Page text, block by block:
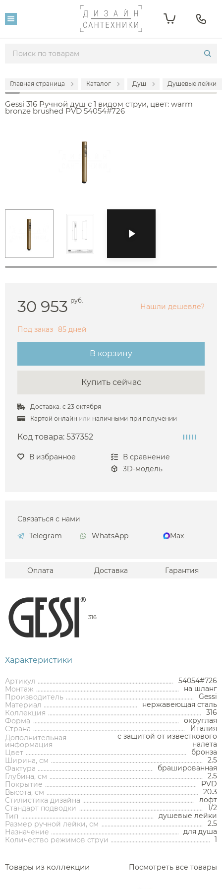
Каталог
Аксессуары
комнаты
Смесители
Раковины Инсталляции
Аксессуары
Держатели туалетной бумаги
Дозаторы
Мыльницы
Стаканы
Ершики
Крючки
Полки и корзины
Мебель для ванной комнаты
Смесители
Смесители для раковины
Смесители встраиваемые для душа и ванны
Смесители накладные для душа и ванны
Душевые комплекты
Трапы и сливы
Главная страница Каталог Душ Душевые лейки
Gessi 316 Ручной душ с 1 видом струи, цвет: warm
bronze brushed PVD 54054#726
30 953 руб.
Нашли дешевле?
Под заказ 85 дней
В корзину
Купить сейчас
Доставка: с 23 октября
Картой онлайн или наличными при получении
Код товара: 537352
В избранное
В сравнение
3D-модель
Связаться с нами
Telegram
WhatsApp Max
Оплата Доставка Гарантия
316
Характеристики
Артикул
54054#726
Монтаж
на шланг
Производитель
Gessi
Материал
нержавеющая сталь
Коллекция
316
Форма
округлая
Страна
Италия
Дополнительная
информация
с защитой от известкового
налета
Цвет
бронза
Ширина, см
2.5
Фактура
брашированная
Глубина, см
2.5
Покрытие
PVD
Высота, см
20.3
Стилистика дизайна
лофт
Стандарт подводки
1/2
Тип
душевые лейки
Размер ручной лейки, см
2.5
Назначение
для душа
Количество режимов струи
1
Товары из коллекции Посмотреть все товары